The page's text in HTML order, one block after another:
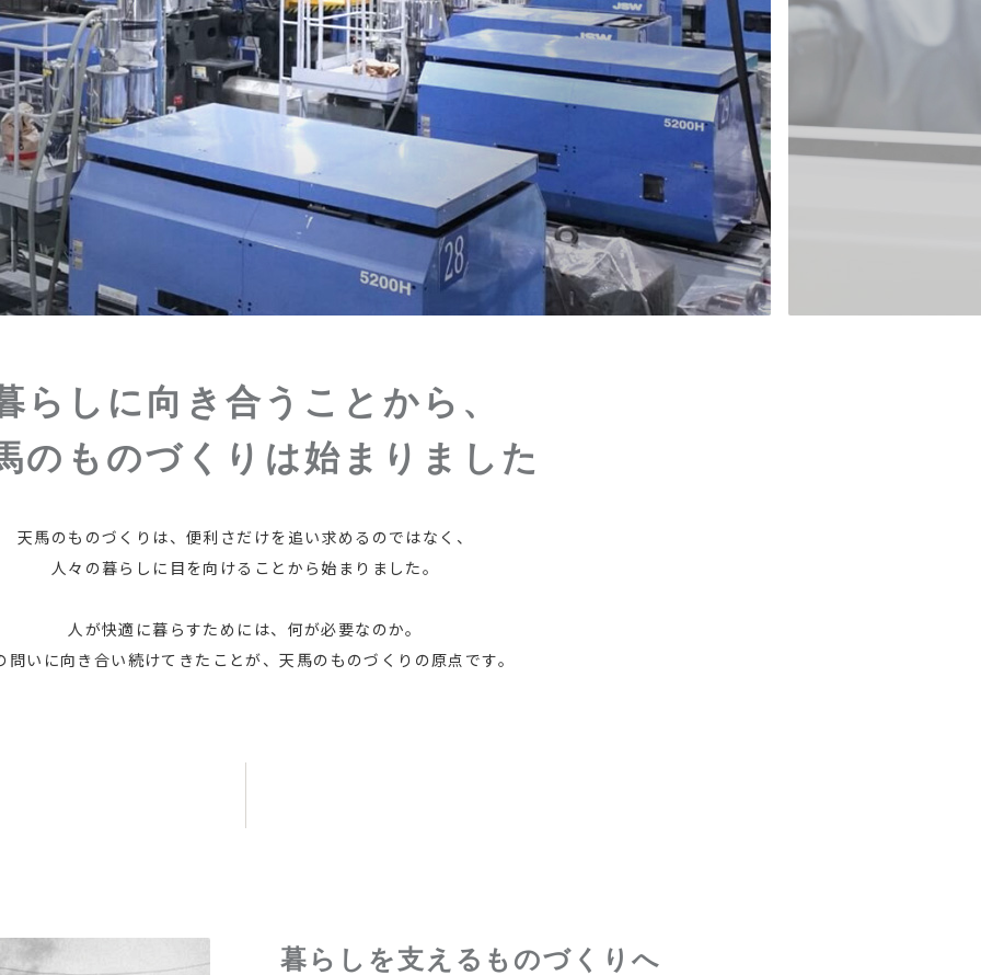
らしに向き合うことから、
のものづくりは始まりました
天馬のものづくりは、便利さだけを追い求めるのではなく、
人々の暮らしに目を向けることから 始まりました。
人が快適に暮らすためには、 何が必要なのか。
問いに向き合い続けてきたことが、天馬のものづくりの原点です。
暮らしを支えるものづくりへ